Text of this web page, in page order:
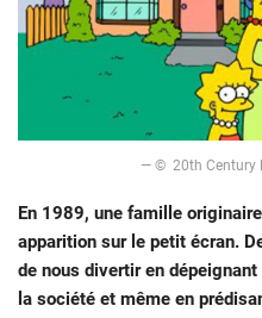
— © 20th Century
En 1989, une famille
apparition sur le petit écran.
de nous divertir en
la société et même en